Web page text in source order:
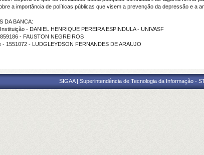
a importância de políticas públicas que visem a prevenção da depressão e a
DA BANCA:
- DANIEL HENRIQUE PEREIRA ESPINDULA - UNIVASF
- FAUSTON NEGREIROS
- 1551072 - LUDGLEYDSON FERNANDES DE ARAUJO
SIGAA | Superintendência de Tecnologia da Informação -